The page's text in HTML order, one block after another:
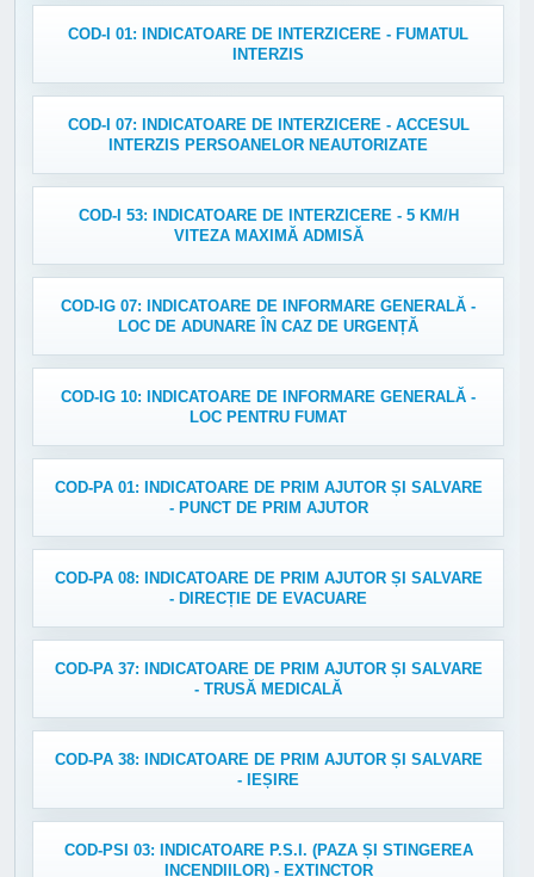
COD-I 01: INDICATOARE DE INTERZICERE - FUMATUL
INTERZIS
COD-I 07: INDICATOARE DE INTERZICERE - ACCESUL
INTERZIS PERSOANELOR NEAUTORIZATE
COD-I 53: INDICATOARE DE INTERZICERE - 5 KM/H
VITEZA MAXIMĂ ADMISĂ
COD-IG 07: INDICATOARE DE INFORMARE GENERALĂ -
LOC DE ADUNARE ÎN CAZ DE URGENȚĂ
COD-IG 10: INDICATOARE DE INFORMARE GENERALĂ -
LOC PENTRU FUMAT
COD-PA 01: INDICATOARE DE PRIM AJUTOR ȘI SALVARE
- PUNCT DE PRIM AJUTOR
COD-PA 08: INDICATOARE DE PRIM AJUTOR ȘI SALVARE
- DIRECȚIE DE EVACUARE
COD-PA 37: INDICATOARE DE PRIM AJUTOR ȘI SALVARE
- TRUSĂ MEDICALĂ
COD-PA 38: INDICATOARE DE PRIM AJUTOR ȘI SALVARE
- IEȘIRE
COD-PSI 03: INDICATOARE P.S.I. (PAZA ȘI STINGEREA
INCENDIILOR) - EXTINCTOR